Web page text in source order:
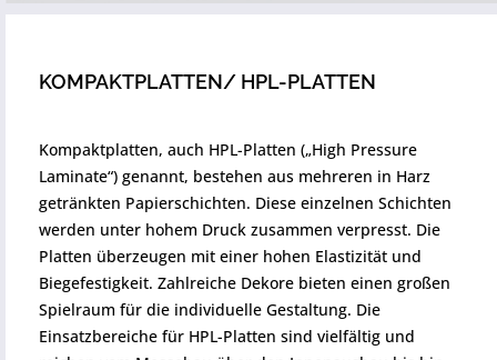
KOMPAKTPLATTEN/ HPL-PLATTEN
Kompaktplatten, auch HPL-Platten („High Pressure
Laminate“) genannt, bestehen aus mehreren in Harz
getränkten Papierschichten. Diese einzelnen Schichten
werden unter hohem Druck zusammen verpresst. Die
Platten überzeugen mit einer hohen Elastizität und
Biegefestigkeit. Zahlreiche Dekore bieten einen großen
Spielraum für die individuelle Gestaltung. Die
Einsatzbereiche für HPL-Platten sind vielfältig und